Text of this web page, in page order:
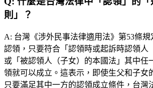
則」？
A: 台灣《涉外民事法律適用法》第53條
認領，只要符合「認領時或起訴時認領人
或「被認領人（子女）的本國法」其中任
領就可以成立。這表示，即使生父和子女
只要滿足其中一方的認領成立條件，台灣